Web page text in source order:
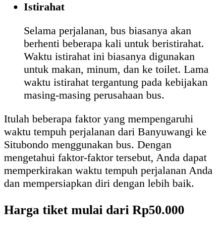
Istirahat
Selama perjalanan, bus biasanya akan
berhenti beberapa kali untuk beristirahat.
Waktu istirahat ini biasanya digunakan
untuk makan, minum, dan ke toilet. Lama
waktu istirahat tergantung pada kebijakan
masing-masing perusahaan bus.
Itulah beberapa faktor yang mempengaruhi
waktu tempuh perjalanan dari Banyuwangi ke
Situbondo menggunakan bus. Dengan
mengetahui faktor-faktor tersebut, Anda dapat
memperkirakan waktu tempuh perjalanan Anda
dan mempersiapkan diri dengan lebih baik.
Harga tiket mulai dari Rp50.000